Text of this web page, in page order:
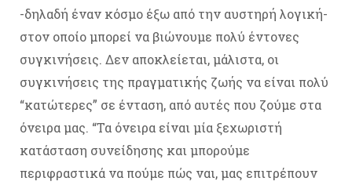
-δηλαδή έναν κόσμο έξω από την αυστηρή λογική-
στον οποίο μπορεί να βιώνουμε πολύ έντονες
συγκινήσεις. Δεν αποκλείεται, μάλιστα, οι
συγκινήσεις της πραγματικής ζωής να είναι πολύ
“κατώτερες” σε ένταση, από αυτές που ζούμε στα
όνειρα μας. “Τα όνειρα είναι μία ξεχωριστή
κατάσταση συνείδησης και μπορούμε
περιφραστικά να πούμε πώς ναι, μας επιτρέπουν